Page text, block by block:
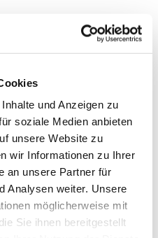
und Anzeigen zu
soziale Medien anbieten
unsere Website zu
wir Informationen zu Ihrer
an unsere Partner für
Analysen weiter. Unsere
möglicherweise mit
Sie ihnen bereitgestellt